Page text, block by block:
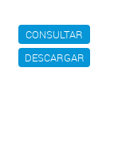
CONSULTAR
DESCARGAR